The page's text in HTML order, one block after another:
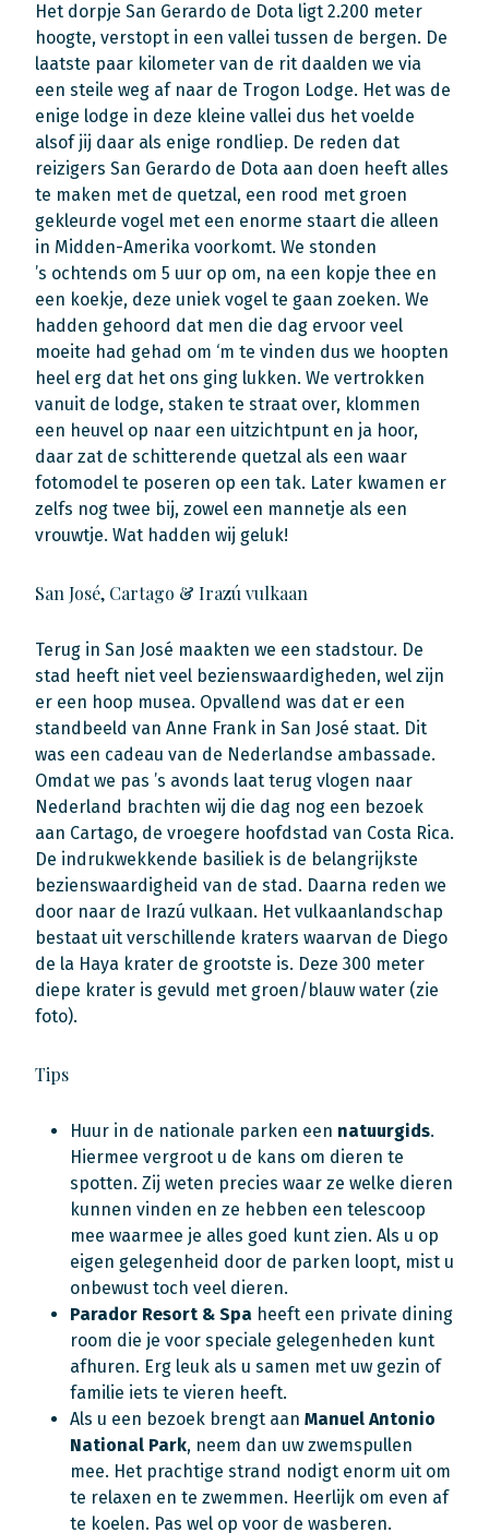
Het dorpje San Gerardo de Dota ligt 2.200 meter
hoogte, verstopt in een vallei tussen de bergen. De
laatste paar kilometer van de rit daalden we via
een steile weg af naar de Trogon Lodge. Het was de
enige lodge in deze kleine vallei dus het voelde
alsof jij daar als enige rondliep. De reden dat
reizigers San Gerardo de Dota aan doen heeft alles
te maken met de quetzal, een rood met groen
gekleurde vogel met een enorme staart die alleen
in Midden-Amerika voorkomt. We stonden
’s ochtends om 5 uur op om, na een kopje thee en
een koekje, deze uniek vogel te gaan zoeken. We
hadden gehoord dat men die dag ervoor veel
moeite had gehad om ‘m te vinden dus we hoopten
heel erg dat het ons ging lukken. We vertrokken
vanuit de lodge, staken te straat over, klommen
een heuvel op naar een uitzichtpunt en ja hoor,
daar zat de schitterende quetzal als een waar
fotomodel te poseren op een tak. Later kwamen er
zelfs nog twee bij, zowel een mannetje als een
vrouwtje. Wat hadden wij geluk!
San José, Cartago & Irazú vulkaan
Terug in San José maakten we een stadstour. De
stad heeft niet veel bezienswaardigheden, wel zijn
er een hoop musea. Opvallend was dat er een
standbeeld van Anne Frank in San José staat. Dit
was een cadeau van de Nederlandse ambassade.
Omdat we pas ’s avonds laat terug vlogen naar
Nederland brachten wij die dag nog een bezoek
aan Cartago, de vroegere hoofdstad van Costa Rica.
De indrukwekkende basiliek is de belangrijkste
bezienswaardigheid van de stad. Daarna reden we
door naar de Irazú vulkaan. Het vulkaanlandschap
bestaat uit verschillende kraters waarvan de Diego
de la Haya krater de grootste is. Deze 300 meter
diepe krater is gevuld met groen/blauw water (zie
foto).
Tips
Huur in de nationale parken een natuurgids.
Hiermee vergroot u de kans om dieren te
spotten. Zij weten precies waar ze welke dieren
kunnen vinden en ze hebben een telescoop
mee waarmee je alles goed kunt zien. Als u op
eigen gelegenheid door de parken loopt, mist u
onbewust toch veel dieren.
Parador Resort & Spa heeft een private dining
room die je voor speciale gelegenheden kunt
afhuren. Erg leuk als u samen met uw gezin of
familie iets te vieren heeft.
Als u een bezoek brengt aan Manuel Antonio
National Park, neem dan uw zwemspullen
mee. Het prachtige strand nodigt enorm uit om
te relaxen en te zwemmen. Heerlijk om even af
te koelen. Pas wel op voor de wasberen.